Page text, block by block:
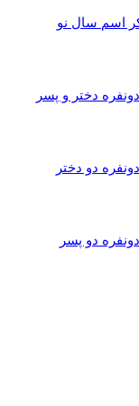
اسم سال نو
دختر و پسر
دو دختر
دو پسر
محمد